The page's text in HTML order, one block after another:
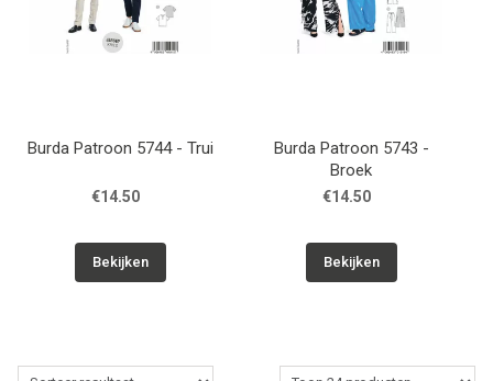
Burda Patroon 5744 - Trui
€14.50
Bekijken
Burda Patroon 5743 -
Broek
€14.50
Bekijken